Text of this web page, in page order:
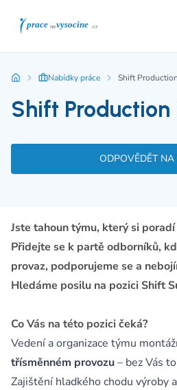
Nabídky práce Shift
Shift
ODPOVĚDĚT NA
Jste tahoun týmu, který si poradí
Přidejte se k partě odborníků,
provaz, podporujeme se a
Hledáme posilu na pozici Shift
Co Vás na této pozici čeká?
Vedení a organizace týmu
třísměnném provozu– bez Vás
Zajištění hladkého chodu výroby